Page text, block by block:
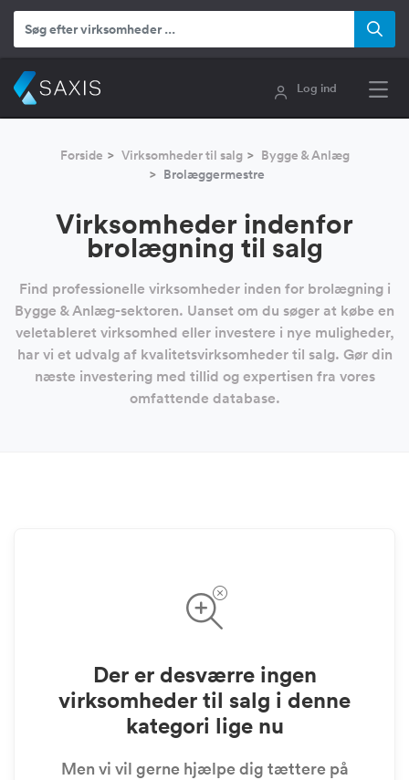
Log ind
Forside Virksomheder til salg
Bygge & Anlæg
Brolæggermestre
Virksomheder indenfor
brolægning til salg
Find professionelle virksomheder inden for brolægning i
Bygge & Anlæg-sektoren. Uanset om du søger at købe en
veletableret virksomhed eller investere i nye muligheder,
har vi et udvalg af kvalitetsvirksomheder til salg. Gør din
næste investering med tillid og expertisen fra vores
omfattende database.
Der er desværre ingen
virksomheder til salg i denne
kategori lige nu
Men vi vil gerne hjælpe dig tættere på